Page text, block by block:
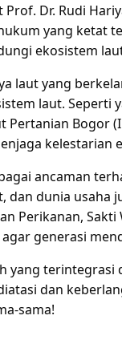
Dr. Rudi
yang ketat
ekosistem
laut yang
laut. Seperti
Bogor
kelestarian
ancaman
dan dunia usaha
Perikanan,
generasi
yang
dan
sama!